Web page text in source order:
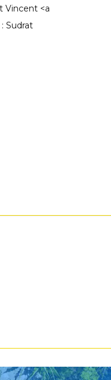
Vincent <a
Sudrat